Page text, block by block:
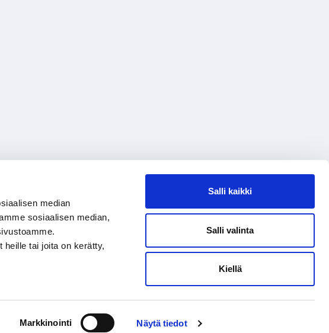
median
sosiaalisen median,
heille tai joita on kerätty,
Markkinointi Näytä tiedot
Salli kaikki
Salli valinta
Kiellä